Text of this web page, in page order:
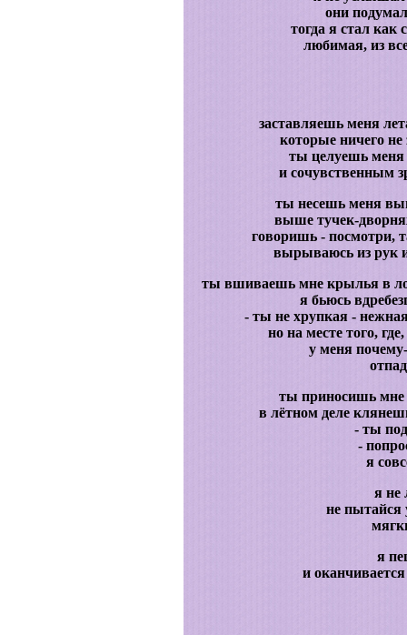
они
тогда я стал
любимая, из
заставляешь меня
которые ничего
ты целуешь
и сочувственным
ты несешь меня
выше тучек-
говоришь - посмотри,
вырываюсь из рук
ты вшиваешь мне крылья в
я бьюсь
- ты не хрупкая -
но на месте того,
у меня
ты приносишь мне
в лётном деле
- ты
-
я
я не
не пытайся
я
и